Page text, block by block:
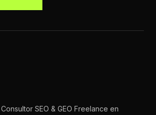
SEO & GEO Freelance en